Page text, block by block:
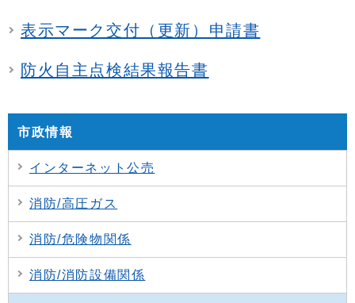
表示マーク交付（更新）申請書
防火自主点検結果報告書
市政情報
インターネット公売
消防/高圧ガス
消防/危険物関係
消防/消防設備関係